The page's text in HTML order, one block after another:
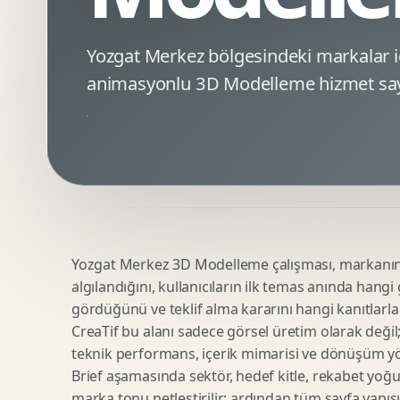
Minimal Logo Tasarimi
Amblem Tasarimi
Logo Revizyonu
Tipografik Logo Tasarimi
Startup Logo Tasarimi
Google Ads Reklam Tasarimi
Kampanya Stratejisi
Performans Reklam Kreatifleri
SEO Denetimi
E Ticaret SEO
Urun Gorsellestirme
3D Reklam Gorseli
Cgi Kampanya Gorseli
Motion 3D
3D Karakter Tasarimi
Yozgat Merkez bölgesindeki markalar
animasyonlu 3D Modelleme hizmet
Yozgat Merkez 3D Modelleme çalışması,
algılandığını, kullanıcıların ilk temas anında
gördüğünü ve teklif alma kararını hangi
CreaTif bu alanı sadece görsel üretim olarak
teknik performans, içerik mimarisi ve dönüşüm
Brief aşamasında sektör, hedef kitle, rekabet